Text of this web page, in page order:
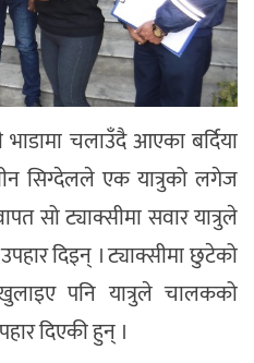
चलाउँदै आएका बर्दिया
सिग्देलले एक यात्रुको लगेज
सो ट्याक्सीमा सवार यात्रुले
दिइन् । ट्याक्सीमा छुटेको
पनि यात्रुले चालकको
दिएकी हुन् ।